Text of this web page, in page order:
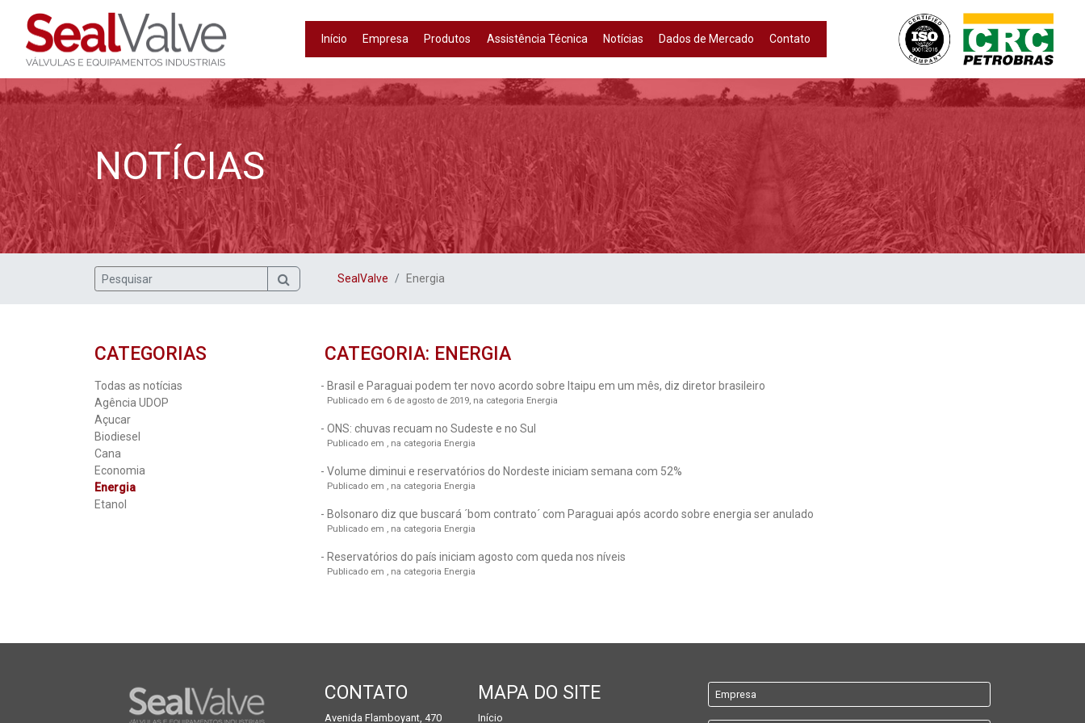
Início Empresa Produtos Assistência Técnica Notícias Dados de Mercado Contato
NOTÍCIAS
SealValve Energia
CATEGORIAS
Todas as notícias
Agência UDOP
Açucar
Biodiesel
Cana
Economia
Energia
Etanol
CATEGORIA: ENERGIA
Brasil e Paraguai podem ter novo acordo sobre Itaipu em um mês, diz diretor brasileiro
Publicado em 6 de agosto de 2019, na categoria Energia
ONS: chuvas recuam no Sudeste e no Sul
Publicado em , na categoria Energia
Volume diminui e reservatórios do Nordeste iniciam semana com 52%
Publicado em , na categoria Energia
Bolsonaro diz que buscará ´bom contrato´ com Paraguai após acordo sobre energia ser anulado
Publicado em , na categoria Energia
Reservatórios do país iniciam agosto com queda nos níveis
Publicado em , na categoria Energia
CONTATO
Avenida Flamboyant, 470
MAPA DO SITE
Início